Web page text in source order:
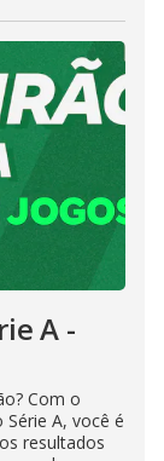
A -
Com o
A, você é
resultados